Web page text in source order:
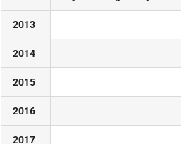
2013
2014
2015
2016
2017